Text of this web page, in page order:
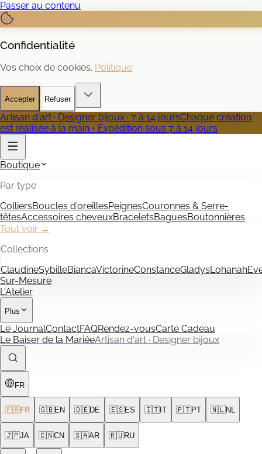
Passer au contenu
Confidentialité
Vos choix de cookies. Politique
Accepter Refuser
Artisan d'art · Designer bijoux · 7 à 14 joursChaque création
est réalisée à la main • Expédition sous 7 à 14 jours
Boutique
Par type
ColliersBoucles d'oreillesPeignesCouronnes & Serre-
têtesAccessoires cheveuxBraceletsBaguesBoutonnières
Tout voir →
Collections
ClaudineSybilleBiancaVictorineConstanceGladysLohanah
Sur-Mesure
L'Atelier
Plus
Le JournalContactFAQRendez-vousCarte Cadeau
Le Baiser de la MariéeArtisan d'art · Designer bijoux
FR
🇫🇷 FR 🇬🇧EN 🇩🇪DE 🇪🇸ES 🇮🇹IT 🇵🇹PT 🇳🇱NL
🇯🇵JA 🇨🇳CN 🇸🇦AR 🇷🇺RU